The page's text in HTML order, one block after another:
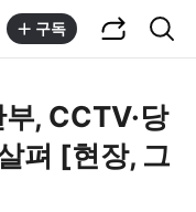
구독
, CCTV·당
펴 [현장, 그